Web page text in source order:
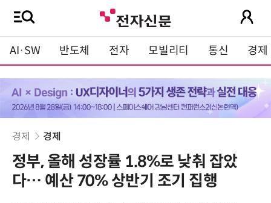
AI·SW 반도체 전자 모빌리티 통신 경제
경제 경제
정부, 올해 성장률 1.8%로 낮춰 잡았
다… 예산 70% 상반기 조기 집행